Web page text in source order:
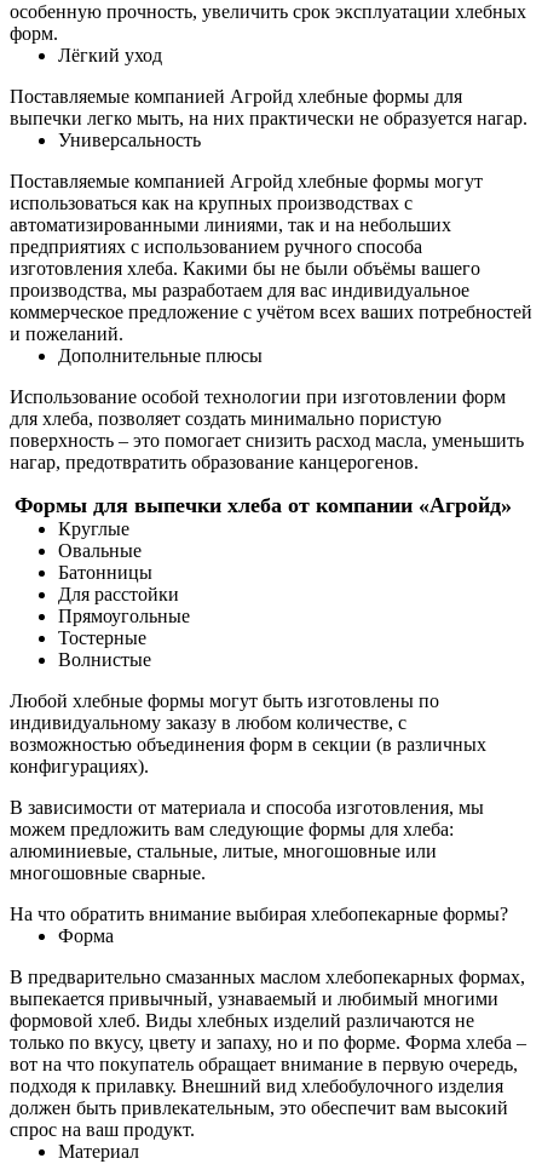
особенную прочность, увеличить срок эксплуатации хлебных
форм.
Лёгкий уход
Поставляемые компанией Агройд хлебные формы для
выпечки легко мыть, на них практически не образуется нагар.
Универсальность
Поставляемые компанией Агройд хлебные формы могут
использоваться как на крупных производствах с
автоматизированными линиями, так и на небольших
предприятиях с использованием ручного способа
изготовления хлеба. Какими бы не были объёмы вашего
производства, мы разработаем для вас индивидуальное
коммерческое предложение с учётом всех ваших потребностей
и пожеланий.
Дополнительные плюсы
Использование особой технологии при изготовлении форм
для хлеба, позволяет создать минимально пористую
поверхность – это помогает снизить расход масла, уменьшить
нагар, предотвратить образование канцерогенов.
Формы для выпечки хлеба от компании «Агройд»
Круглые
Овальные
Батонницы
Для расстойки
Прямоугольные
Тостерные
Волнистые
Любой хлебные формы могут быть изготовлены по
индивидуальному заказу в любом количестве, с
возможностью объединения форм в секции (в различных
конфигурациях).
В зависимости от материала и способа изготовления, мы
можем предложить вам следующие формы для хлеба:
алюминиевые, стальные, литые, многошовные или
многошовные сварные.
На что обратить внимание выбирая хлебопекарные формы?
Форма
В предварительно смазанных маслом хлебопекарных формах,
выпекается привычный, узнаваемый и любимый многими
формовой хлеб. Виды хлебных изделий различаются не
только по вкусу, цвету и запаху, но и по форме. Форма хлеба –
вот на что покупатель обращает внимание в первую очередь,
подходя к прилавку. Внешний вид хлебобулочного изделия
должен быть привлекательным, это обеспечит вам высокий
спрос на ваш продукт.
Материал